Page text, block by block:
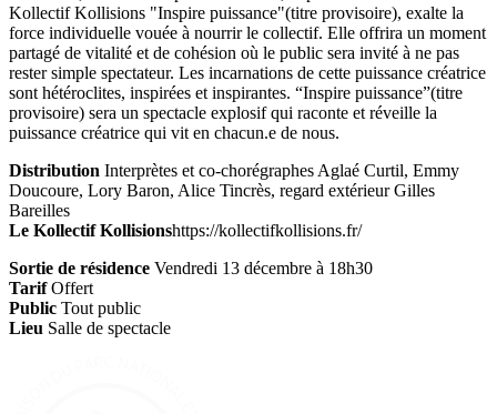
Kollectif Kollisions "Inspire puissance"(titre provisoire), exalte la
force individuelle vouée à nourrir le collectif. Elle offrira un moment
partagé de vitalité et de cohésion où le public sera invité à ne pas
rester simple spectateur. Les incarnations de cette puissance créatrice
sont hétéroclites, inspirées et inspirantes. “Inspire puissance”(titre
provisoire) sera un spectacle explosif qui raconte et réveille la
puissance créatrice qui vit en chacun.e de nous.
Distribution Interprètes et co-chorégraphes Aglaé Curtil, Emmy
Doucoure, Lory Baron, Alice Tincrès, regard extérieur Gilles
Bareilles
Le Kollectif Kollisionshttps://kollectifkollisions.fr/
Sortie de résidence Vendredi 13 décembre à 18h30
TarifOffert
Public Tout public
Lieu Salle de spectacle